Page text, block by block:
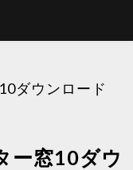
ダウンロード
ー窓10ダウ